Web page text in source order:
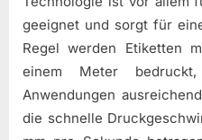
geeignet und sorgt für
Regel werden Etiketten
einem Meter
Anwendungen
die schnelle